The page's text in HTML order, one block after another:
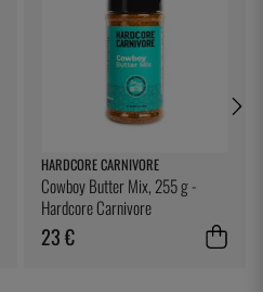
HARDCORE CARNIVORE
Cowboy Butter Mix, 255 g -
Hardcore Carnivore
23 €